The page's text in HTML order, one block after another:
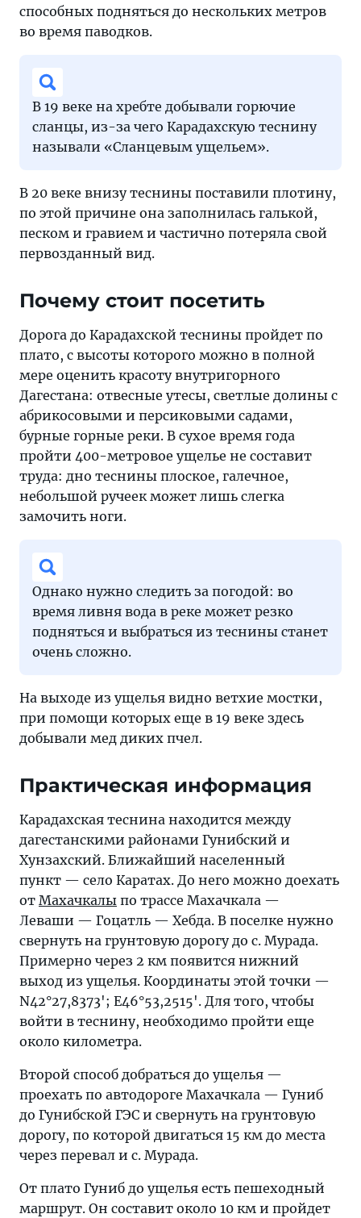
способных подняться до нескольких метров
во время паводков.
В 19 веке на хребте добывали горючие
сланцы, из-за чего Карадахскую теснину
называли «Сланцевым ущельем».
В 20 веке внизу теснины поставили плотину,
по этой причине она заполнилась галькой,
песком и гравием и частично потеряла свой
первозданный вид.
Почему стоит посетить
Дорога до Карадахской теснины пройдет по
плато, с высоты которого можно в полной
мере оценить красоту внутригорного
Дагестана: отвесные утесы, светлые долины с
абрикосовыми и персиковыми садами,
бурные горные реки. В сухое время года
пройти 400-метровое ущелье не составит
труда: дно теснины плоское, галечное,
небольшой ручеек может лишь слегка
замочить ноги.
Однако нужно следить за погодой: во
время ливня вода в реке может резко
подняться и выбраться из теснины станет
очень сложно.
На выходе из ущелья видно ветхие мостки,
при помощи которых еще в 19 веке здесь
добывали мед диких пчел.
Практическая информация
Карадахская теснина находится между
дагестанскими районами Гунибский и
Хунзахский. Ближайший населенный
пункт — село Каратах. До него можно доехать
от Махачкалы по трассе Махачкала —
Леваши — Гоцатль — Хебда. В поселке нужно
свернуть на грунтовую дорогу до с. Мурада.
Примерно через 2 км появится нижний
выход из ущелья. Координаты этой точки —
N42°27,8373'; E46°53,2515'. Для того, чтобы
войти в теснину, необходимо пройти еще
около километра.
Второй способ добраться до ущелья —
проехать по автодороге Махачкала — Гуниб
до Гунибской ГЭС и свернуть на грунтовую
дорогу, по которой двигаться 15 км до места
через перевал и с. Мурада.
От плато Гуниб до ущелья есть пешеходный
маршрут. Он составит около 10 км и пройдет